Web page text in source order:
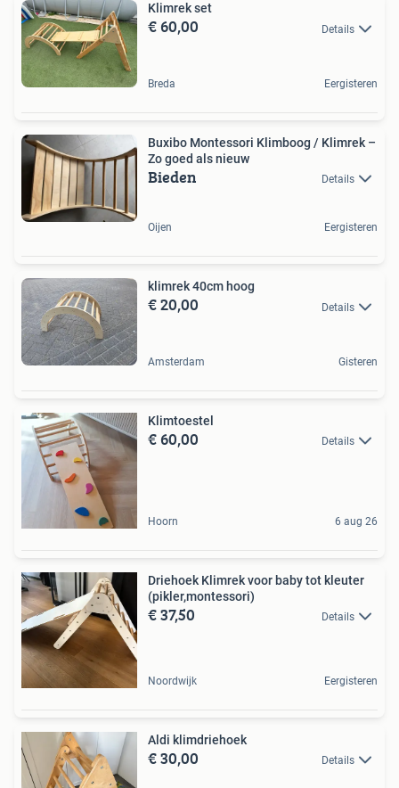
Klimrek set
€ 60,00 Details
Breda Eergisteren
Buxibo Montessori Klimboog / Klimrek –
Zo goed als nieuw
Bieden Details
Oijen Eergisteren
klimrek 40cm hoog
€ 20,00 Details
Amsterdam Gisteren
Klimtoestel
€ 60,00 Details
Hoorn 6 aug 26
Driehoek Klimrek voor baby tot kleuter
(pikler,montessori)
€ 37,50 Details
Noordwijk Eergisteren
Aldi klimdriehoek
€ 30,00 Details